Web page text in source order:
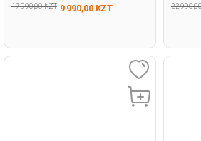
17 990,00 KZT 9 990,00 KZT 22